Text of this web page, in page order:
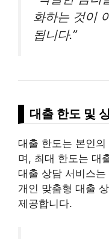
화하는 것이
됩니다.”
대출 한도 및
대출 한도는 본인
며, 최대 한도는 대
대출 상담 서비스
개인 맞춤형 대출
제공합니다.